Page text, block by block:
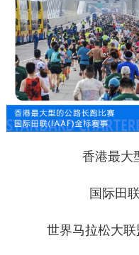
香港最大
国际田
世界马拉松大联